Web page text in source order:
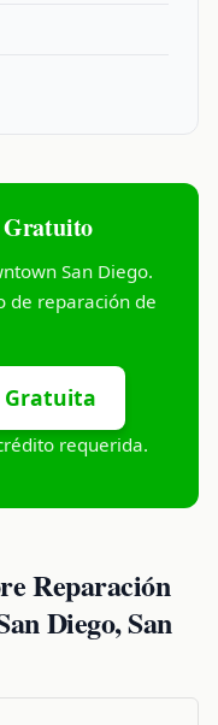
Gratuito
San Diego.
de reparación de
Gratuita
requerida.
Reparación
Diego, San